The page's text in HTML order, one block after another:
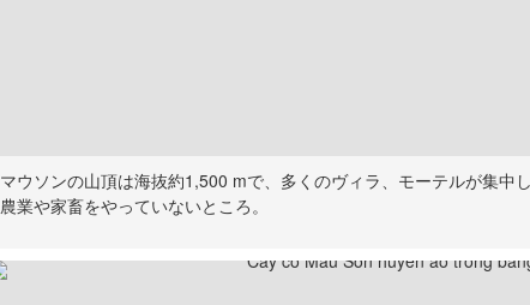
マウソンの山頂は海抜約1,500 mで、多くのヴィラ、モーテルが集中し
農業や家畜をやっていないところ。